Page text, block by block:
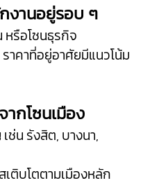
งานอยู่รอบ ๆ
หรือโซนธุรกิจ
าคาที่อยู่อาศัยมีแนวโน้ม
กโซนเมือง
น รังสิต, บางนา,
เติบโตตามเมืองหลัก